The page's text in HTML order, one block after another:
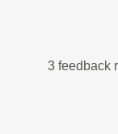
3 feedback